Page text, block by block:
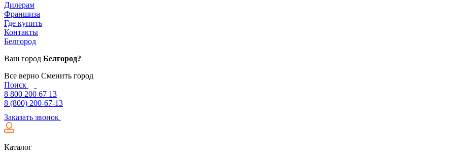
Дилерам
Франшиза
Где купить
Контакты
Белгород
Ваш город Белгород?
Все верно Сменить город
Поиск
8 800 200 67 13
8 (800) 200-67-13
Заказать звонок
Каталог